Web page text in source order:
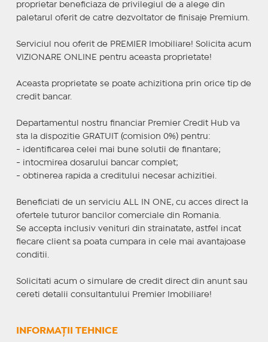
proprietar beneficiaza de privilegiul de a alege din
paletarul oferit de catre dezvoltator de finisaje Premium.
Serviciul nou oferit de PREMIER Imobiliare! Solicita acum
VIZIONARE ONLINE pentru aceasta proprietate!
Aceasta proprietate se poate achizitiona prin orice tip de
credit bancar.
Departamentul nostru financiar Premier Credit Hub va
sta la dispozitie GRATUIT (comision 0%) pentru:
- identificarea celei mai bune solutii de finantare;
- intocmirea dosarului bancar complet;
- obtinerea rapida a creditului necesar achizitiei.
Beneficiati de un serviciu ALL IN ONE, cu acces direct la
ofertele tuturor bancilor comerciale din Romania.
Se accepta inclusiv venituri din strainatate, astfel incat
fiecare client sa poata cumpara in cele mai avantajoase
conditii.
Solicitati acum o simulare de credit direct din anunt sau
cereti detalii consultantului Premier Imobiliare!
INFORMAȚII TEHNICE